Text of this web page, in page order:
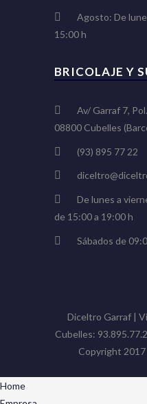
Agosto: De
15:00 h
BRICOLAJE Y
Av/ Garraf 7,
08800 Cubelles
(93) 895 77 22
De lunes a
de 15:00 a 19:00 h
Sábados de
Diceltro Garraf |
Cubelles:
Copyright
Home